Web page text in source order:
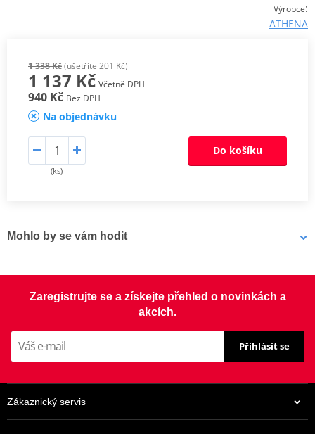
Výrobce:
ATHENA
1 338 Kč(ušetříte 201 Kč)
1 137 Kč Včetně DPH
940 Kč Bez DPH
Na objednávku
(ks)
Do košíku
Mohlo by se vám hodit
Zaregistrujte se a získejte přehled o novinkách a
akcích.
Přihlásit se
Zákaznický servis